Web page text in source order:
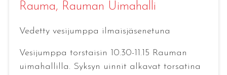
Rauma, Rauman Uimahalli
Vedetty vesijumppa ilmaisjäsenetuna
Vesijumppa torstaisin 10.30-11.15 Rauman
uimahallilla. Syksyn uinnit alkavat torsatina